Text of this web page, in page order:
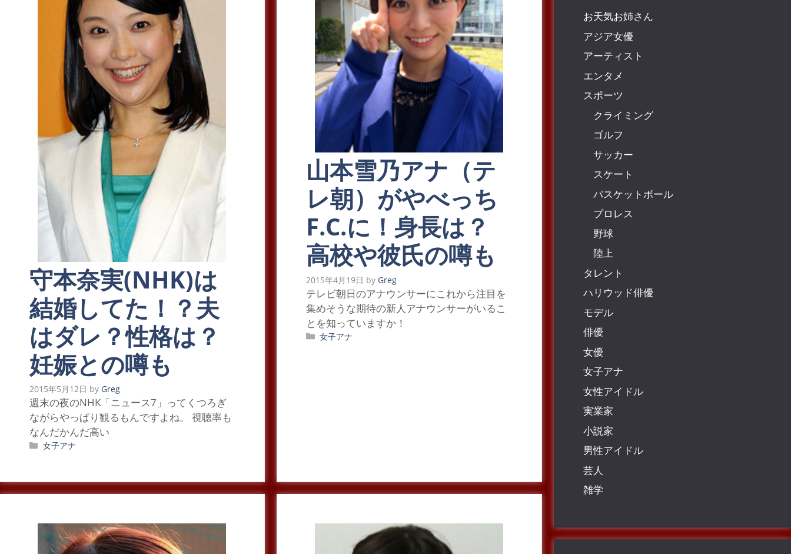
守本奈実(NHK)は
結婚してた！？夫
はダレ？性格は？
妊娠との噂も
2015年5月12日 by Greg
週末の夜のNHK「ニュース7」ってくつろぎ
ながらやっぱり観るもんですよね。 視聴率も
なんだかんだ高い
カ
リ
ー
女子アナ
山本雪乃アナ（テ
レ朝）がやべっち
F.C.に！身長は？
高校や彼氏の噂も
2015年4月19日 by Greg
テレビ朝日のアナウンサーにこれから注目を
集めそうな期待の新人アナウンサーがいるこ
とを知っていますか！
カ
女子アナ
お天気お姉さん
アジア女優
アーティスト
エンタメ
スポーツ
クライミング
ゴルフ
サッカー
スケート
バスケットボール
プロレス
野球
陸上
タレント
ハリウッド俳優
モデル
俳優
女優
女子アナ
女性アイドル
実業家
小説家
男性アイドル
芸人
雑学